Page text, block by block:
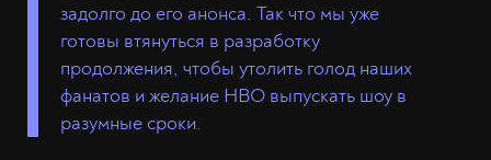
задолго до его анонса. Так что мы уже
готовы втянуться в разработку
продолжения, чтобы утолить голод наших
фанатов и желание HBO выпускать шоу в
разумные сроки.